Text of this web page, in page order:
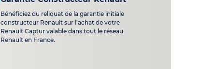
Bénéficiez du reliquat de la garantie initiale
constructeur Renault sur l'achat de votre
Renault Captur valable dans tout le réseau
Renault en France.